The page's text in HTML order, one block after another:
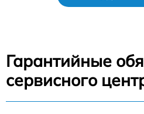
Гарантийные
сервисного